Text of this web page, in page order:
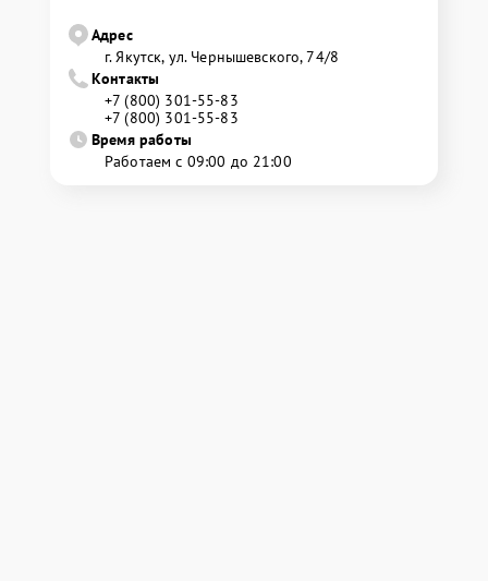
Адрес
г. Якутск, ул. Чернышевского, 74/8
Контакты
+7 (800) 301-55-83
+7 (800) 301-55-83
Время работы
Работаем с 09:00 до 21:00